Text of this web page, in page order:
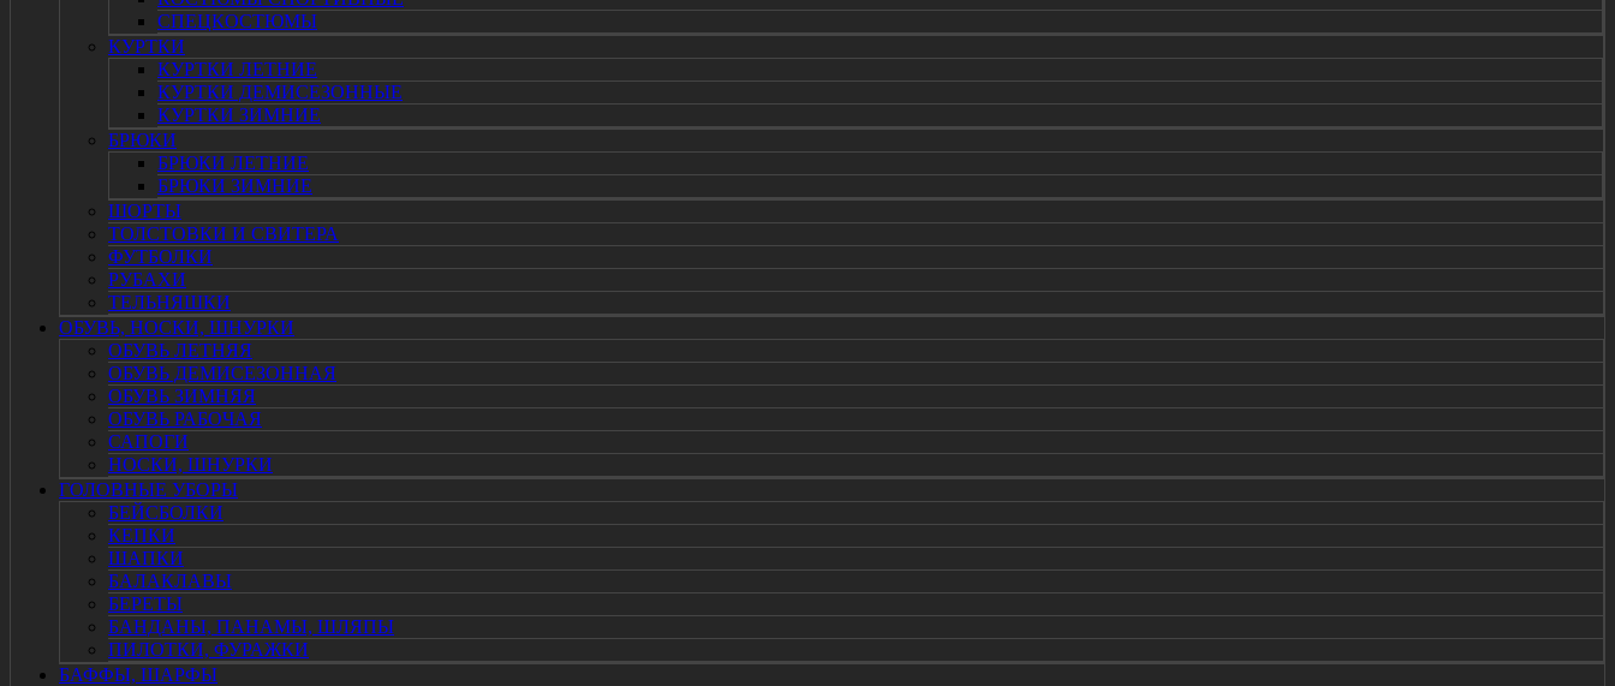
СПЕЦКОСТЮМЫ
КУРТКИ
КУРТКИ ЛЕТНИЕ
КУРТКИ ДЕМИСЕЗОННЫЕ
КУРТКИ ЗИМНИЕ
БРЮКИ
БРЮКИ ЛЕТНИЕ
БРЮКИ ЗИМНИЕ
ШОРТЫ
ТОЛСТОВКИ И СВИТЕРА
ФУТБОЛКИ
РУБАХИ
ТЕЛЬНЯШКИ
ОБУВЬ, НОСКИ, ШНУРКИ
ОБУВЬ ЛЕТНЯЯ
ОБУВЬ ДЕМИСЕЗОННАЯ
ОБУВЬ ЗИМНЯЯ
ОБУВЬ РАБОЧАЯ
САПОГИ
НОСКИ, ШНУРКИ
ГОЛОВНЫЕ УБОРЫ
БЕЙСБОЛКИ
КЕПКИ
ШАПКИ
БАЛАКЛАВЫ
БЕРЕТЫ
БАНДАНЫ, ПАНАМЫ, ШЛЯПЫ
ПИЛОТКИ, ФУРАЖКИ
БАФФЫ, ШАРФЫ